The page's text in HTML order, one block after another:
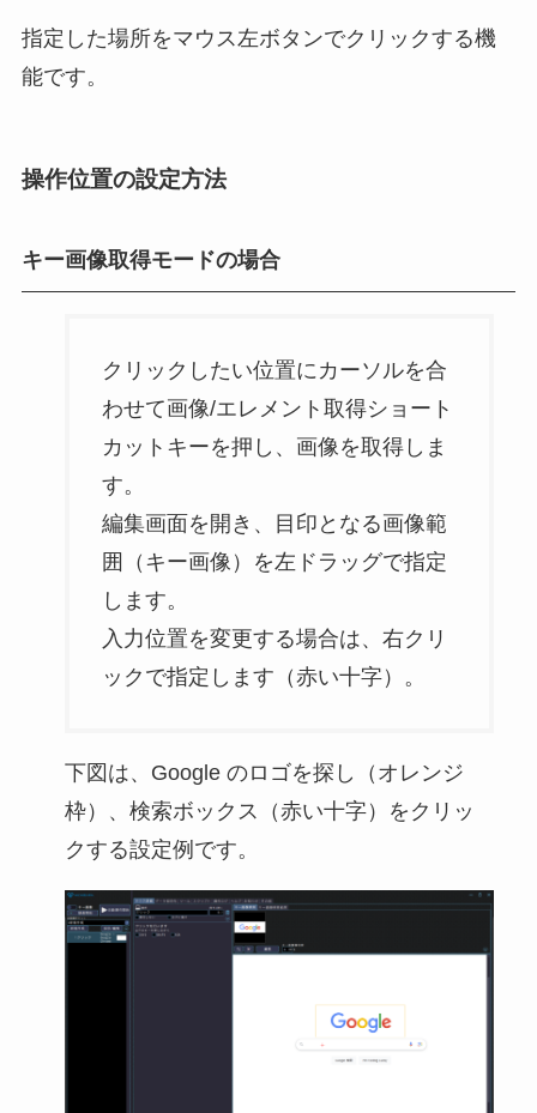
指定した場所をマウス左ボタンでクリックする機
能です。
操作位置の設定方法
キー画像取得モードの場合
クリックしたい位置にカーソルを合
わせて画像/エレメント取得ショート
カットキーを押し、画像を取得しま
す。
編集画面を開き、目印となる画像範
囲（キー画像）を左ドラッグで指定
します。
入力位置を変更する場合は、右クリ
ックで指定します（赤い十字）。
下図は、Google のロゴを探し（オレンジ
枠）、検索ボックス（赤い十字）をクリッ
クする設定例です。